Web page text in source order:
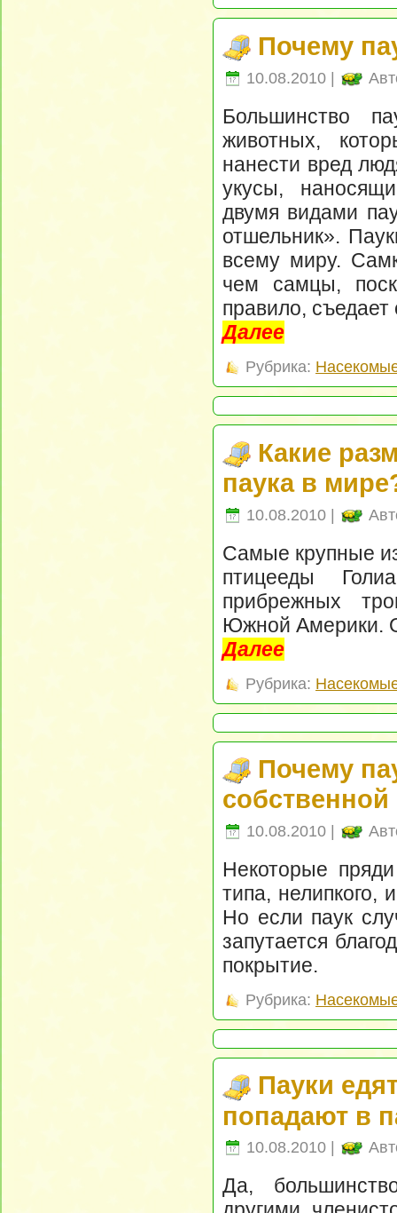
Почему
10.08.2010 |
Большинство
животных,
нанести вред
укусы,
двумя видами
отшельник».
всему миру.
чем самцы,
правило,
Далее
Рубрика:
Какие
паука в
10.08.2010 |
Самые крупные
птицееды
прибрежных
Южной Америки.
Далее
Рубрика:
Почему
собственной
10.08.2010 |
Некоторые
типа, нелипкого,
Но если паук
запутается
покрытие.
Рубрика:
Пауки
попадают в
10.08.2010 |
Да,